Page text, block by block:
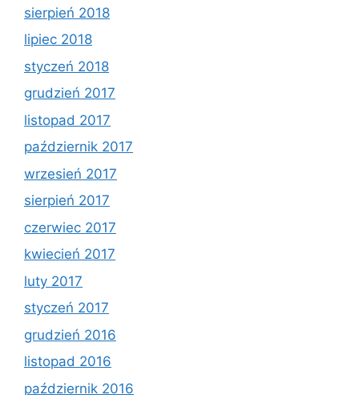
sierpień 2018
lipiec 2018
styczeń 2018
grudzień 2017
listopad 2017
październik 2017
wrzesień 2017
sierpień 2017
czerwiec 2017
kwiecień 2017
luty 2017
styczeń 2017
grudzień 2016
listopad 2016
październik 2016